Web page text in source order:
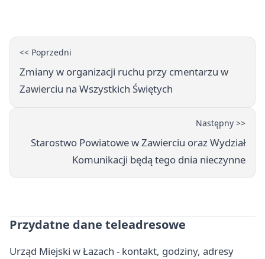
<< Poprzedni
Zmiany w organizacji ruchu przy cmentarzu w
Zawierciu na Wszystkich Świętych
Następny >>
Starostwo Powiatowe w Zawierciu oraz Wydział
Komunikacji będą tego dnia nieczynne
Przydatne dane teleadresowe
Urząd Miejski w Łazach - kontakt, godziny, adresy